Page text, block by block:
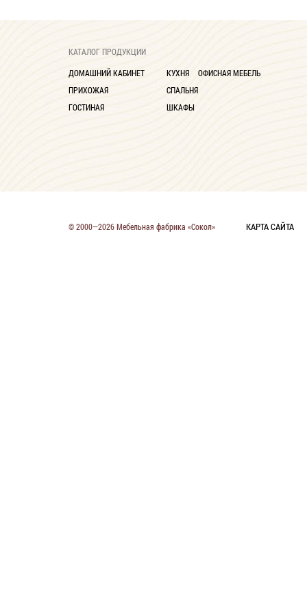
КАТАЛОГ ПРОДУКЦИИ
ДОМАШНИЙ КАБИНЕТ
ПРИХОЖАЯ
ГОСТИНАЯ
КУХНЯ
СПАЛЬНЯ
ШКАФЫ
ОФИСНАЯ МЕБЕЛЬ
© 2000—2026 Мебельная фабрика «Сокол» КАРТА САЙТА